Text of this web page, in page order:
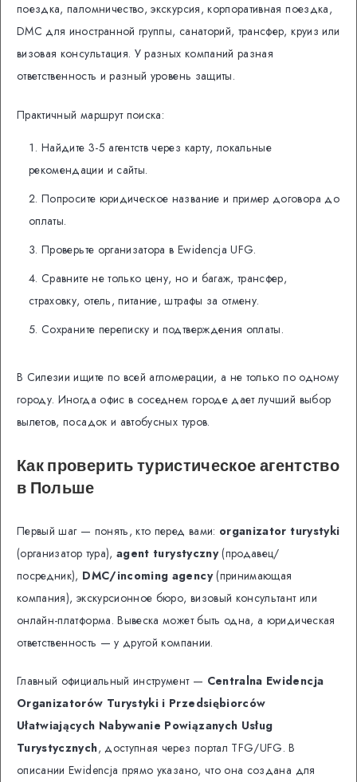
поездка, паломничество, экскурсия, корпоративная поездка,
DMC для иностранной группы, санаторий, трансфер, круиз или
визовая консультация. У разных компаний разная
ответственность и разный уровень защиты.
Практичный маршрут поиска:
Найдите 3-5 агентств через карту, локальные
рекомендации и сайты.
Попросите юридическое название и пример договора до
оплаты.
Проверьте организатора в Ewidencja UFG.
Сравните не только цену, но и багаж, трансфер,
страховку, отель, питание, штрафы за отмену.
Сохраните переписку и подтверждения оплаты.
В Силезии ищите по всей агломерации, а не только по одному
городу. Иногда офис в соседнем городе дает лучший выбор
вылетов, посадок и автобусных туров.
Как проверить туристическое агентство
в Польше
Первый шаг — понять, кто перед вами: organizator turystyki
(организатор тура), agent turystyczny(продавец/
посредник), DMC/incoming agency(принимающая
компания), экскурсионное бюро, визовый консультант или
онлайн-платформа. Вывеска может быть одна, а юридическая
ответственность — у другой компании.
Главный официальный инструмент — Centralna Ewidencja
Organizatorów Turystyki i Przedsiębiorców
Ułatwiających Nabywanie Powiązanych Usług
Turystycznych, доступная через портал TFG/UFG. В
описании Ewidencja прямо указано, что она создана для